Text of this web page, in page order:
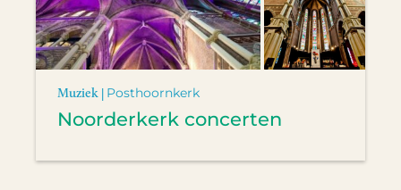
Muziek | Posthoornkerk
Noorderkerk concerten